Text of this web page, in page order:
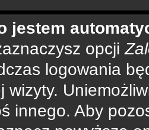
jestem
opcji
logowania
wizyty.
innego. Aby